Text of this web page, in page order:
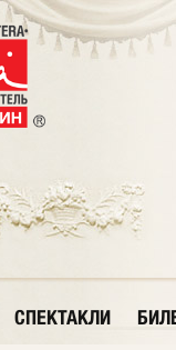
СПЕКТАКЛИ